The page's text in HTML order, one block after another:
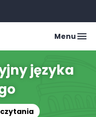
Menu
języka